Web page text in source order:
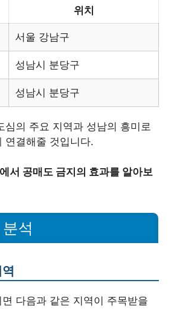
위치
서울 강남구
성남시 분당구
성남시 분당구
심의 주요 지역과 성남의 흥미로
연결해줄 것입니다.
서 공매도 금지의 효과를 알아보
석
다음과 같은 지역이 주목받을